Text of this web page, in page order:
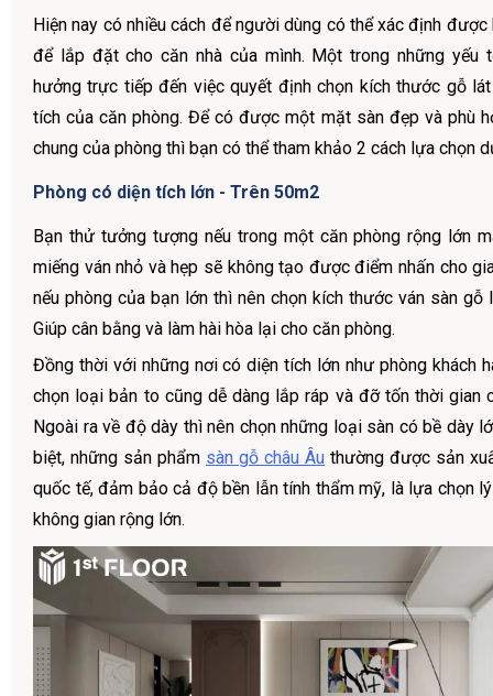
Hiện nay có nhiều cách để người dùng có thể xác định
để lắp đặt cho căn nhà của mình. Một trong những yếu
hưởng trực tiếp đến việc quyết định chọn kích thước gỗ
tích của căn phòng. Để có được một mặt sàn đẹp và phù
chung của phòng thì bạn có thể tham khảo 2 cách lựa chọn
Phòng có diện tích lớn - Trên 50m2
Bạn thử tưởng tượng nếu trong một căn phòng rộng lớn
miếng ván nhỏ và hẹp sẽ không tạo được điểm nhấn cho
nếu phòng của bạn lớn thì nên chọn kích thước ván sàn gỗ
Giúp cân bằng và làm hài hòa lại cho căn phòng.
Đồng thời với những nơi có diện tích lớn như phòng khách
chọn loại bản to cũng dễ dàng lắp ráp và đỡ tốn thời gian
Ngoài ra về độ dày thì nên chọn những loại sàn có bề dày
biệt, những sản phẩm sàn gỗ châu Âu thường được sản
quốc tế, đảm bảo cả độ bền lẫn tính thẩm mỹ, là lựa chọn
không gian rộng lớn.